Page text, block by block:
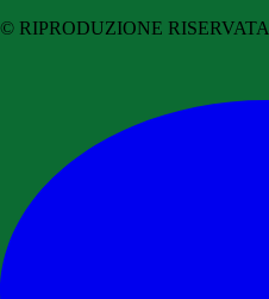
© RIPRODUZIONE RISERVATA